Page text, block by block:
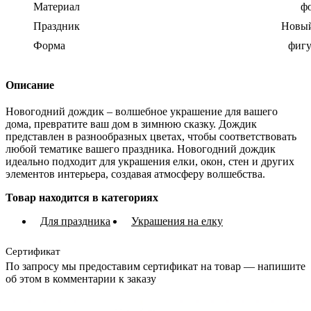
Материал
Праздник
Форма
Описание
Новогодний дождик – волшебное украшение для вашего
дома, превратите ваш дом в зимнюю сказку. Дождик
представлен в разнообразных цветах, чтобы соответствовать
любой тематике вашего праздника. Новогодний дождик
идеально подходит для украшения елки, окон, стен и других
элементов интерьера, создавая атмосферу волшебства.
Товар находится в категориях
Для праздника
Украшения на елку
Сертификат
По запросу мы предоставим сертификат на товар — напишите
об этом в комментарии к заказу